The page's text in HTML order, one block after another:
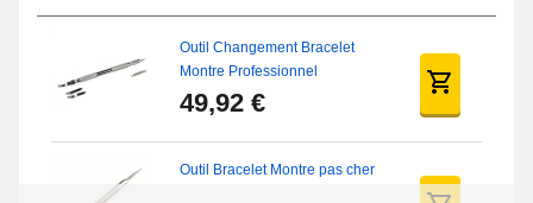
Outil Changement Bracelet
Montre Professionnel
49,92 €
Outil Bracelet Montre pas cher